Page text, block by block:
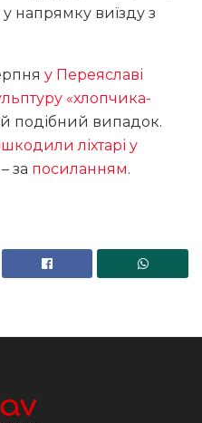
напрямку виїзду з
у Переяславі
«хлопчика-
подібний випадок.
ліхтарі у
за посиланням.